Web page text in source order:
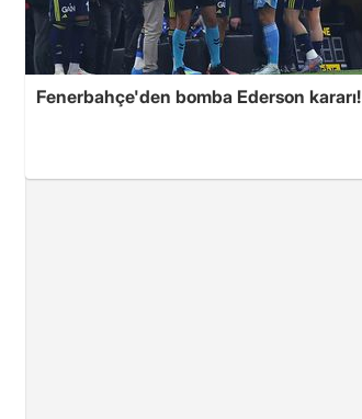
Fenerbahçe'den bomba Ederson kararı!